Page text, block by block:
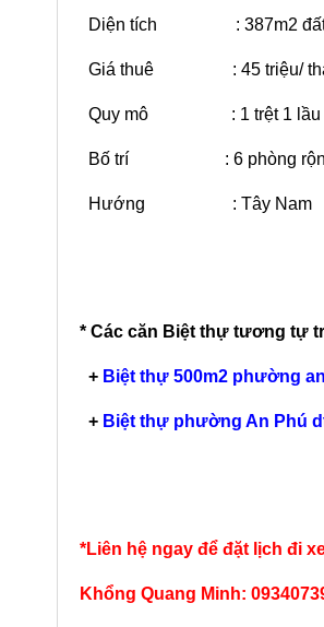
Diện tích : 387m2
Giá thuê : 45 triệu/
Quy mô : 1 trệt 1 lầu
Bố trí : 6 phòng
Hướng : Tây Nam
* Các căn Biệt thự tương tự
+ Biệt thự 500m2 phường
+ Biệt thự phường An Phú
*Liên hệ ngay để đặt lịch đi
Khổng Quang Minh:
Cho Thuê Biệt Thự